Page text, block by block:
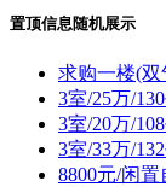
置顶信息随机展示
求购一楼(
3室/25万/
3室/20万/
3室/33万/
8800元/闲